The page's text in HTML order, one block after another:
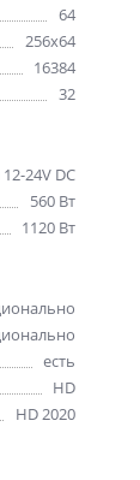
64
256x64
16384
32
24V DC
560 Вт
1120 Вт
есть
HD
HD 2020